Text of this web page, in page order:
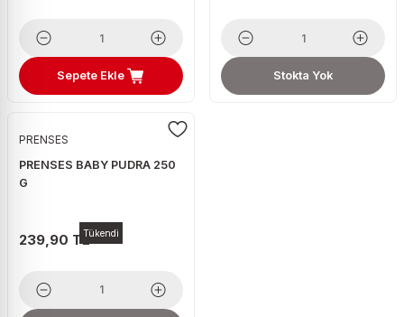
Sepete Ekle Stokta Yok
Tükendi
PRENSES
PRENSES BABY PUDRA 250
G
239,90 TL